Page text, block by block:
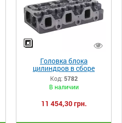
Головка блока
цилиндров в сборе
TY395B
Код: 5782
В наличии
11 454,30 грн.